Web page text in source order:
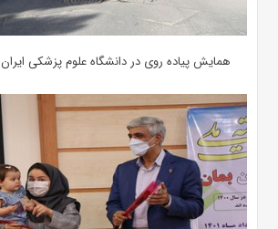
همایش پیاده روی در دانشگاه علوم پزشکی ایران